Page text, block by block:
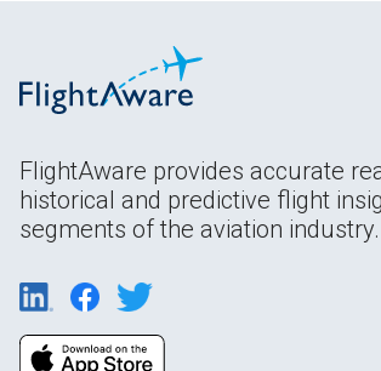
FlightAware provides accurate
historical and predictive flight
segments of the aviation industry.